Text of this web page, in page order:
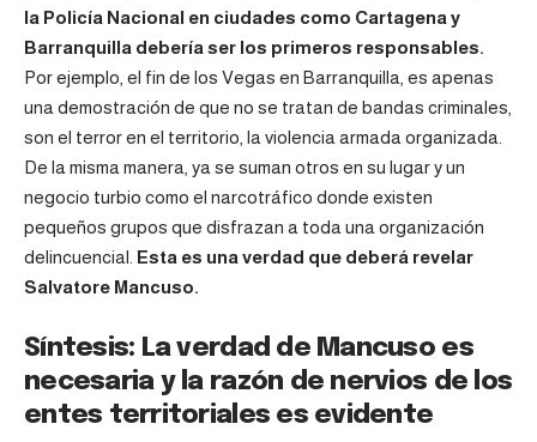
la Policía Nacional en ciudades como Cartagena y
Barranquilla debería ser los primeros responsables.
Por ejemplo, el fin de los Vegas en Barranquilla, es apenas
una demostración de que no se tratan de bandas criminales,
son el terror en el territorio, la violencia armada organizada.
De la misma manera, ya se suman otros en su lugar y un
negocio turbio como el narcotráfico donde existen
pequeños grupos que disfrazan a toda una organización
delincuencial. Esta es una verdad que deberá revelar
Salvatore Mancuso.
Síntesis: La verdad de Mancuso es
necesaria y la razón de nervios de los
entes territoriales es evidente